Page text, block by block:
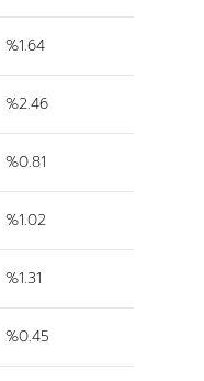
%1.64
%2.46
%0.81
%1.02
%1.31
%0.45